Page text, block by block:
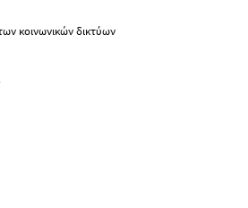
κοινωνικών δικτύων